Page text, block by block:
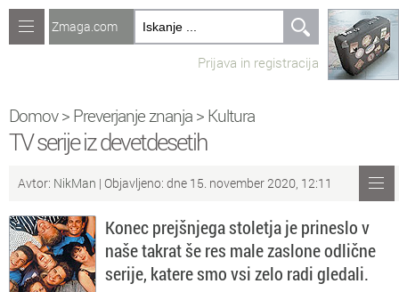
Računalništvo
Recepti
Naredi sam
Forum
Preverjanje znanja
Sv Sveže teme na forumu
Zmaga.com
Prijava in registracija
Domov> Preverjanje znanja > Kultura
TV serije iz devetdesetih
Avtor: NikMan | Objavljeno: dne 15. november 2020, 12:11
Konec prejšnjega stoletja je prineslo v
naše takrat še res male zaslone odlične
serije, katere smo vsi zelo radi gledali.